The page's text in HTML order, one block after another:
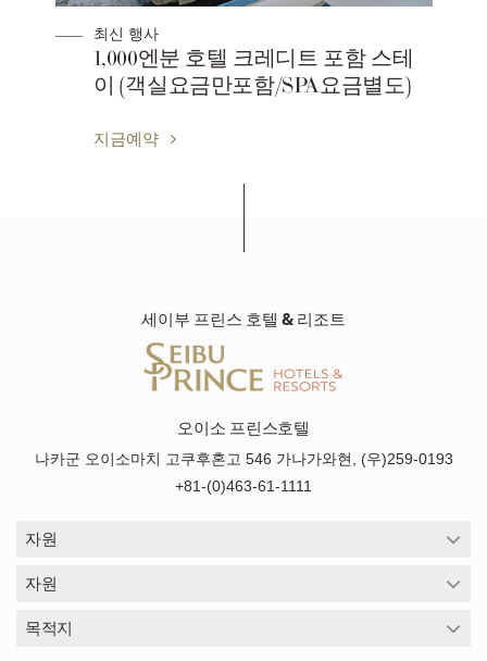
최신 행사
케이크&샴페인으로 건배 ♪애니버서
리 플랜(SPA 별도요금)
지금예약
세이부 프린스 호텔 & 리조트
오이소 프린스호텔
나카군 오이소마치 고쿠후혼고 546 가나가와현, (우)259-0193
+81-(0)463-61-1111
자원
자원
목적지